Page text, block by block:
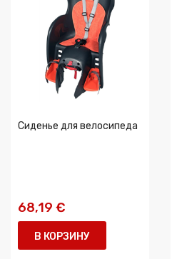
Сиденье для велосипеда
68,19 €
В КОРЗИНУ